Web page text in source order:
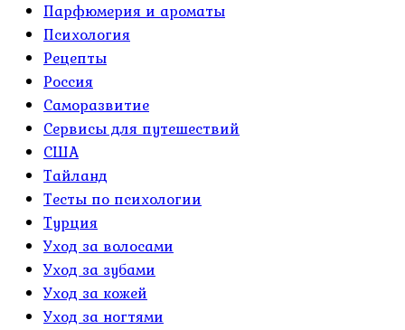
Парфюмерия и ароматы
Психология
Рецепты
Россия
Саморазвитие
Сервисы для путешествий
США
Тайланд
Тесты по психологии
Турция
Уход за волосами
Уход за зубами
Уход за кожей
Уход за ногтями